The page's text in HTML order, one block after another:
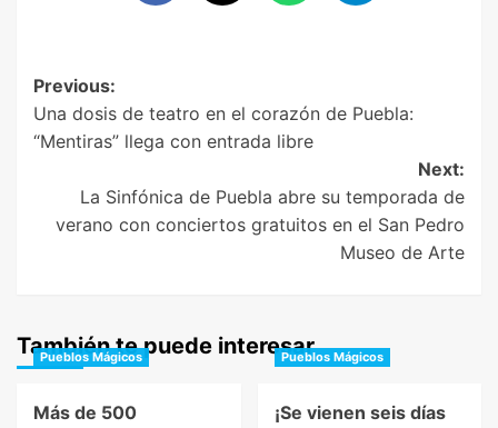
Post
navigation
Previous:
Una dosis de teatro en el corazón de Puebla:
“Mentiras” llega con entrada libre
Next:
La Sinfónica de Puebla abre su temporada de
verano con conciertos gratuitos en el San Pedro
Museo de Arte
También te puede interesar
Pueblos Mágicos
Más de 500
Pueblos Mágicos
¡Se vienen seis días